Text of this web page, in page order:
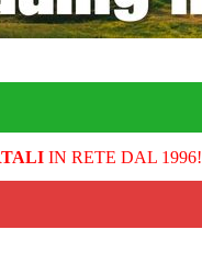
IN RETE DAL 1996!